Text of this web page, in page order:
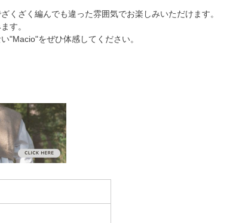
くざく編んでも違った雰囲気でお楽しみいただけます。
す。
"Macio"をぜひ体感してください。